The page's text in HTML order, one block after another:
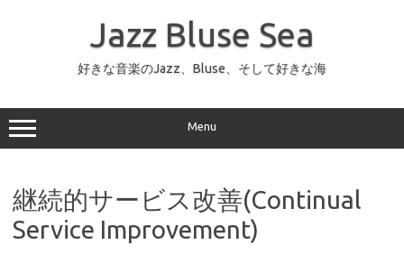
ッ
プ
Jazz Bluse Sea
好きな音楽のJazz、Bluse、そして好きな海
Menu
継続的サービス改善(Continual
Service Improvement)